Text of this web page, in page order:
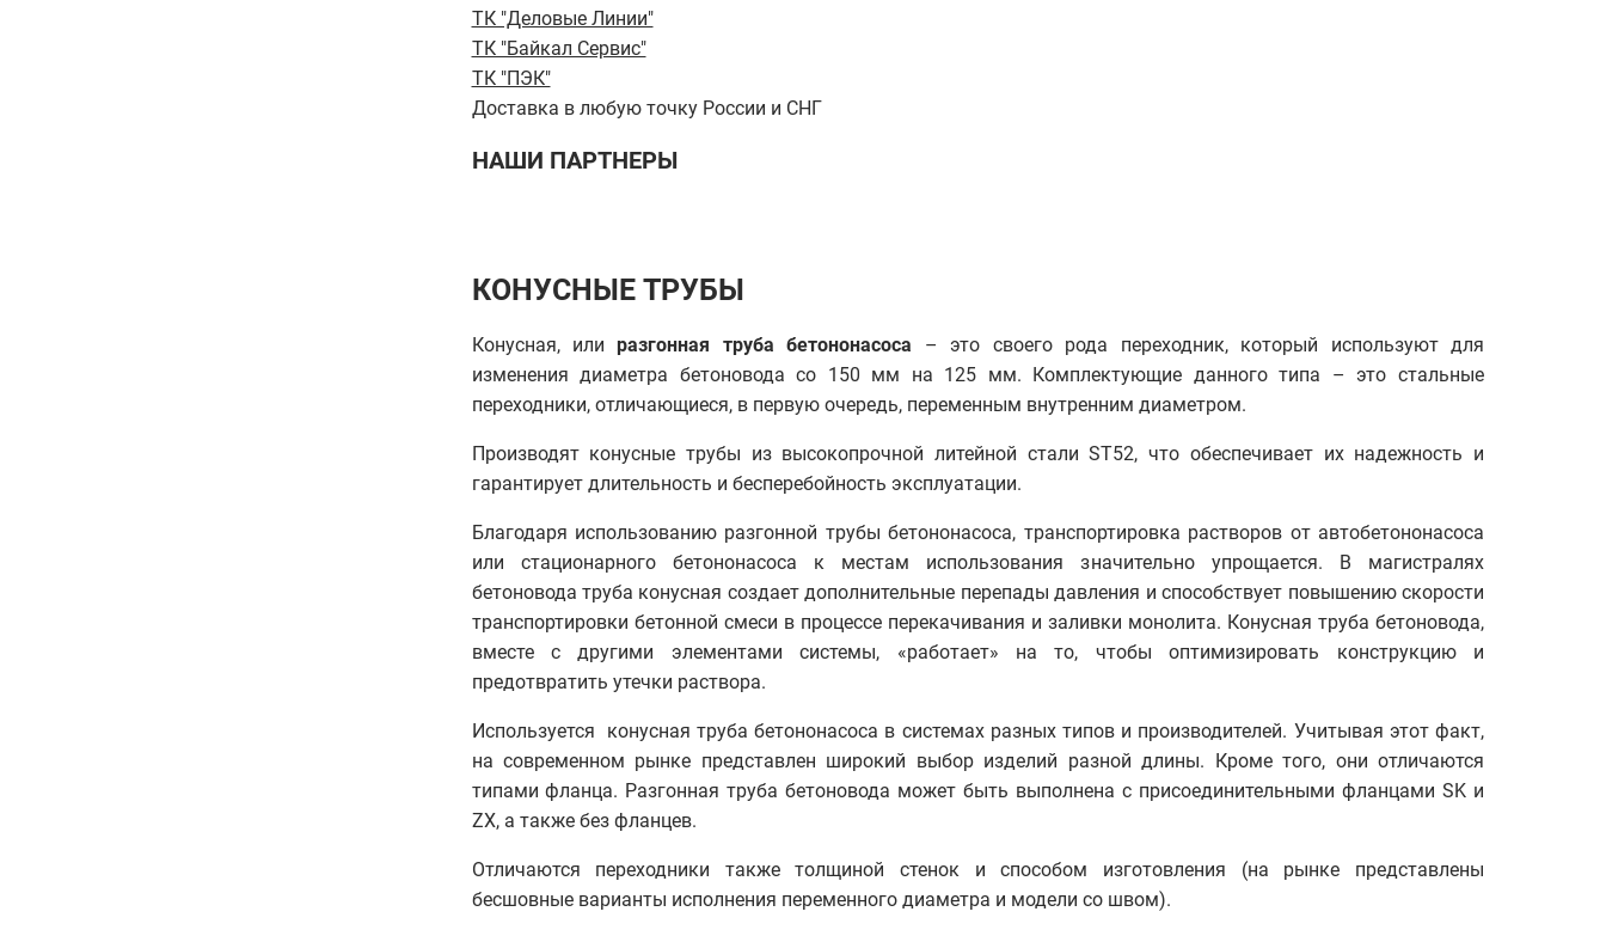
ТК "Деловые Линии"
ТК "Байкал Сервис"
ТК "ПЭК"
Доставка в любую точку России и СНГ
НАШИ ПАРТНЕРЫ
КОНУСНЫЕ ТРУБЫ
Конусная, илиразгонная труба бетононасоса – это своего рода переходник, который используют для
изменения диаметра бетоновода со 150 мм на 125 мм. Комплектующие данного типа – это стальные
переходники, отличающиеся, в первую очередь, переменным внутренним диаметром.
Производят конусные трубы из высокопрочной литейной стали ST52, что обеспечивает их надежность и
гарантирует длительность и бесперебойность эксплуатации.
Благодаря использованию разгонной трубы бетононасоса, транспортировка растворов от автобетононасоса
или стационарного бетононасоса к местам использования значительно упрощается. В магистралях
бетоновода труба конусная создает дополнительные перепады давления и способствует повышению скорости
транспортировки бетонной смеси в процессе перекачивания и заливки монолита. Конусная труба бетоновода,
вместе с другими элементами системы, «работает» на то, чтобы оптимизировать конструкцию и
предотвратить утечки раствора.
Используется конусная труба бетононасоса в системах разных типов и производителей. Учитывая этот факт,
на современном рынке представлен широкий выбор изделий разной длины. Кроме того, они отличаются
типами фланца. Разгонная труба бетоновода может быть выполнена с присоединительными фланцами SK и
ZX, а также без фланцев.
Отличаются переходники также толщиной стенок и способом изготовления (на рынке представлены
бесшовные варианты исполнения переменного диаметра и модели со швом).